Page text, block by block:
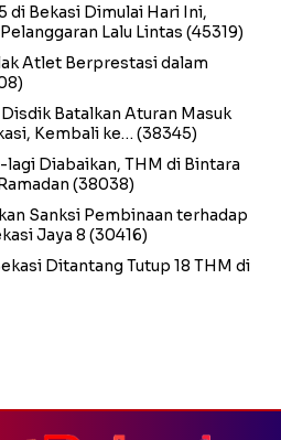
di Bekasi Dimulai Hari Ini,
Lalu Lintas (45319)
Atlet Berprestasi dalam
Batalkan Aturan Masuk
Kembali ke… (38345)
Diabaikan, THM di Bintara
(38038)
Sanksi Pembinaan terhadap
Jaya 8 (30416)
Ditantang Tutup 18 THM di